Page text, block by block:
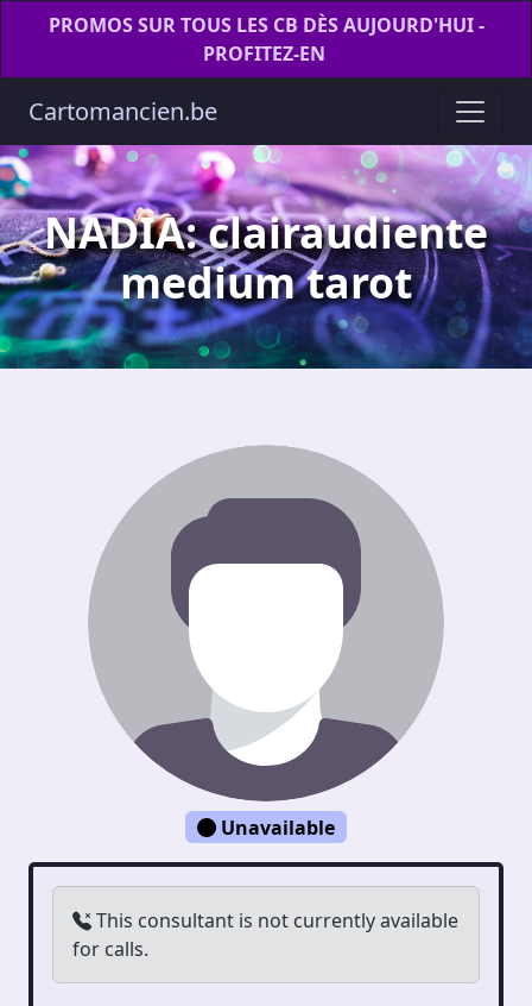
PROMOS SUR TOUS LES CB DÈS AUJOURD'HUI -
PROFITEZ-EN
Cartomancien.be
NADIA: clairaudiente
medium tarot
Unavailable
This consultant is not currently available
for calls.